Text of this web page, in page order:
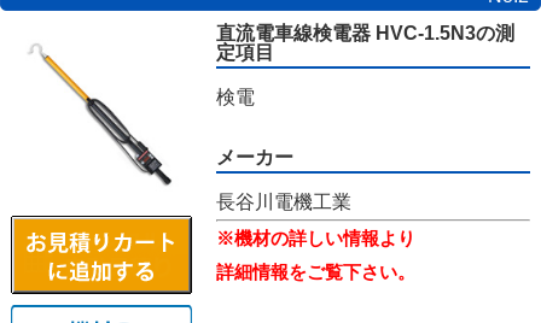
直流電車線検電器 HVC-1.5N3の測
定項目
検電
メーカー
長谷川電機工業
※機材の詳しい情報より
詳細情報をご覧下さい。